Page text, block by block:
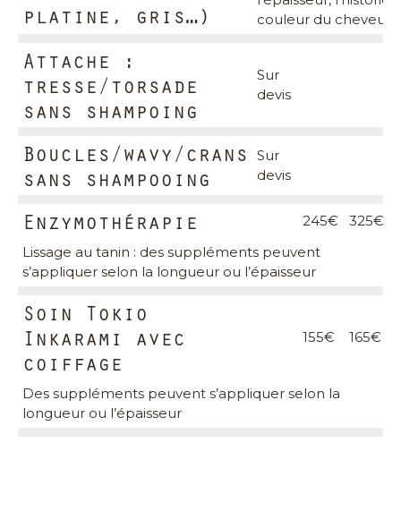
platine, gris…)
couleur du cheveu
Attache :
tresse/torsade
sans shampoing
Sur
devis
Boucles/wavy/crans
sans shampooing
Sur
devis
Enzymothérapie 245€ 325€
Lissage au tanin : des suppléments peuvent
s’appliquer selon la longueur ou l’épaisseur
Soin Tokio
Inkarami avec
coiffage
155€ 165€
Des suppléments peuvent s’appliquer selon la
longueur ou l’épaisseur